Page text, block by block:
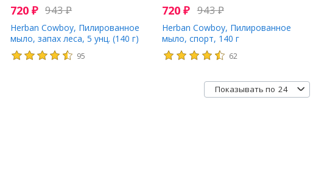
720 ₽ 943₽
Herban Cowboy, Пилированное
мыло, запах леса, 5 унц. (140 г)
95
720₽ 943₽
Herban Cowboy, Пилированное
мыло, спорт, 140 г
62
Показывать по 24